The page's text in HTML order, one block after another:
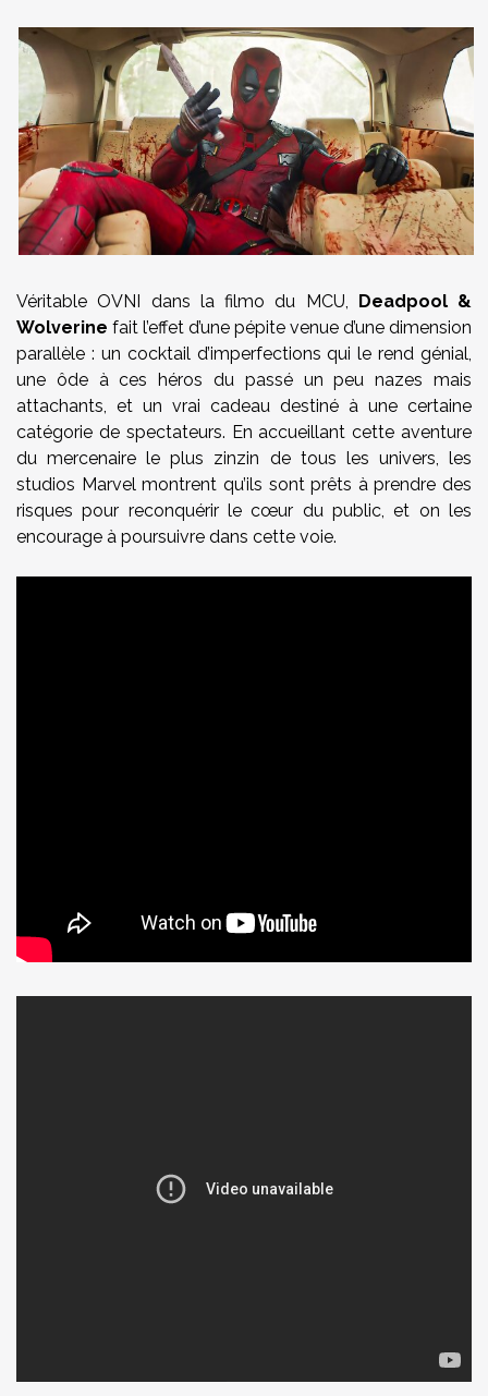
Véritable OVNI dans la filmo du MCU, Deadpool &
Wolverine fait l’effet d’une pépite venue d’une dimension
parallèle : un cocktail d’imperfections qui le rend génial,
une ôde à ces héros du passé un peu nazes mais
attachants, et un vrai cadeau destiné à une certaine
catégorie de spectateurs. En accueillant cette aventure
du mercenaire le plus zinzin de tous les univers, les
studios Marvel montrent qu’ils sont prêts à prendre des
risques pour reconquérir le cœur du public, et on les
encourage à poursuivre dans cette voie.